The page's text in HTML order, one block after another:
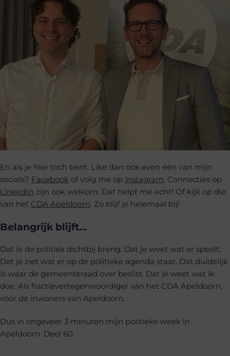
En als je hier toch bent. Like dan ook even één van mijn
socials? Facebook of volg me op instagram. Connecties op
LinkedIn zijn ook welkom. Dat helpt me echt! Of kijk op die
van het CDA Apeldoorn. Zo blijf je helemaal bij!
Belangrijk blijft…
Dat ik de politiek dichtbij breng. Dat je weet wat er speelt.
Dat je ziet wat er op de politieke agenda staat. Dat duidelijk
is waar de gemeenteraad over beslist. Dat je weet wat ik
doe. Als fractievertegenwoordiger ván het CDA Apeldoorn,
vóór de inwoners van Apeldoorn.
Dus in ongeveer 3 minuten mijn politieke week in
Apeldoorn. Deel 60.